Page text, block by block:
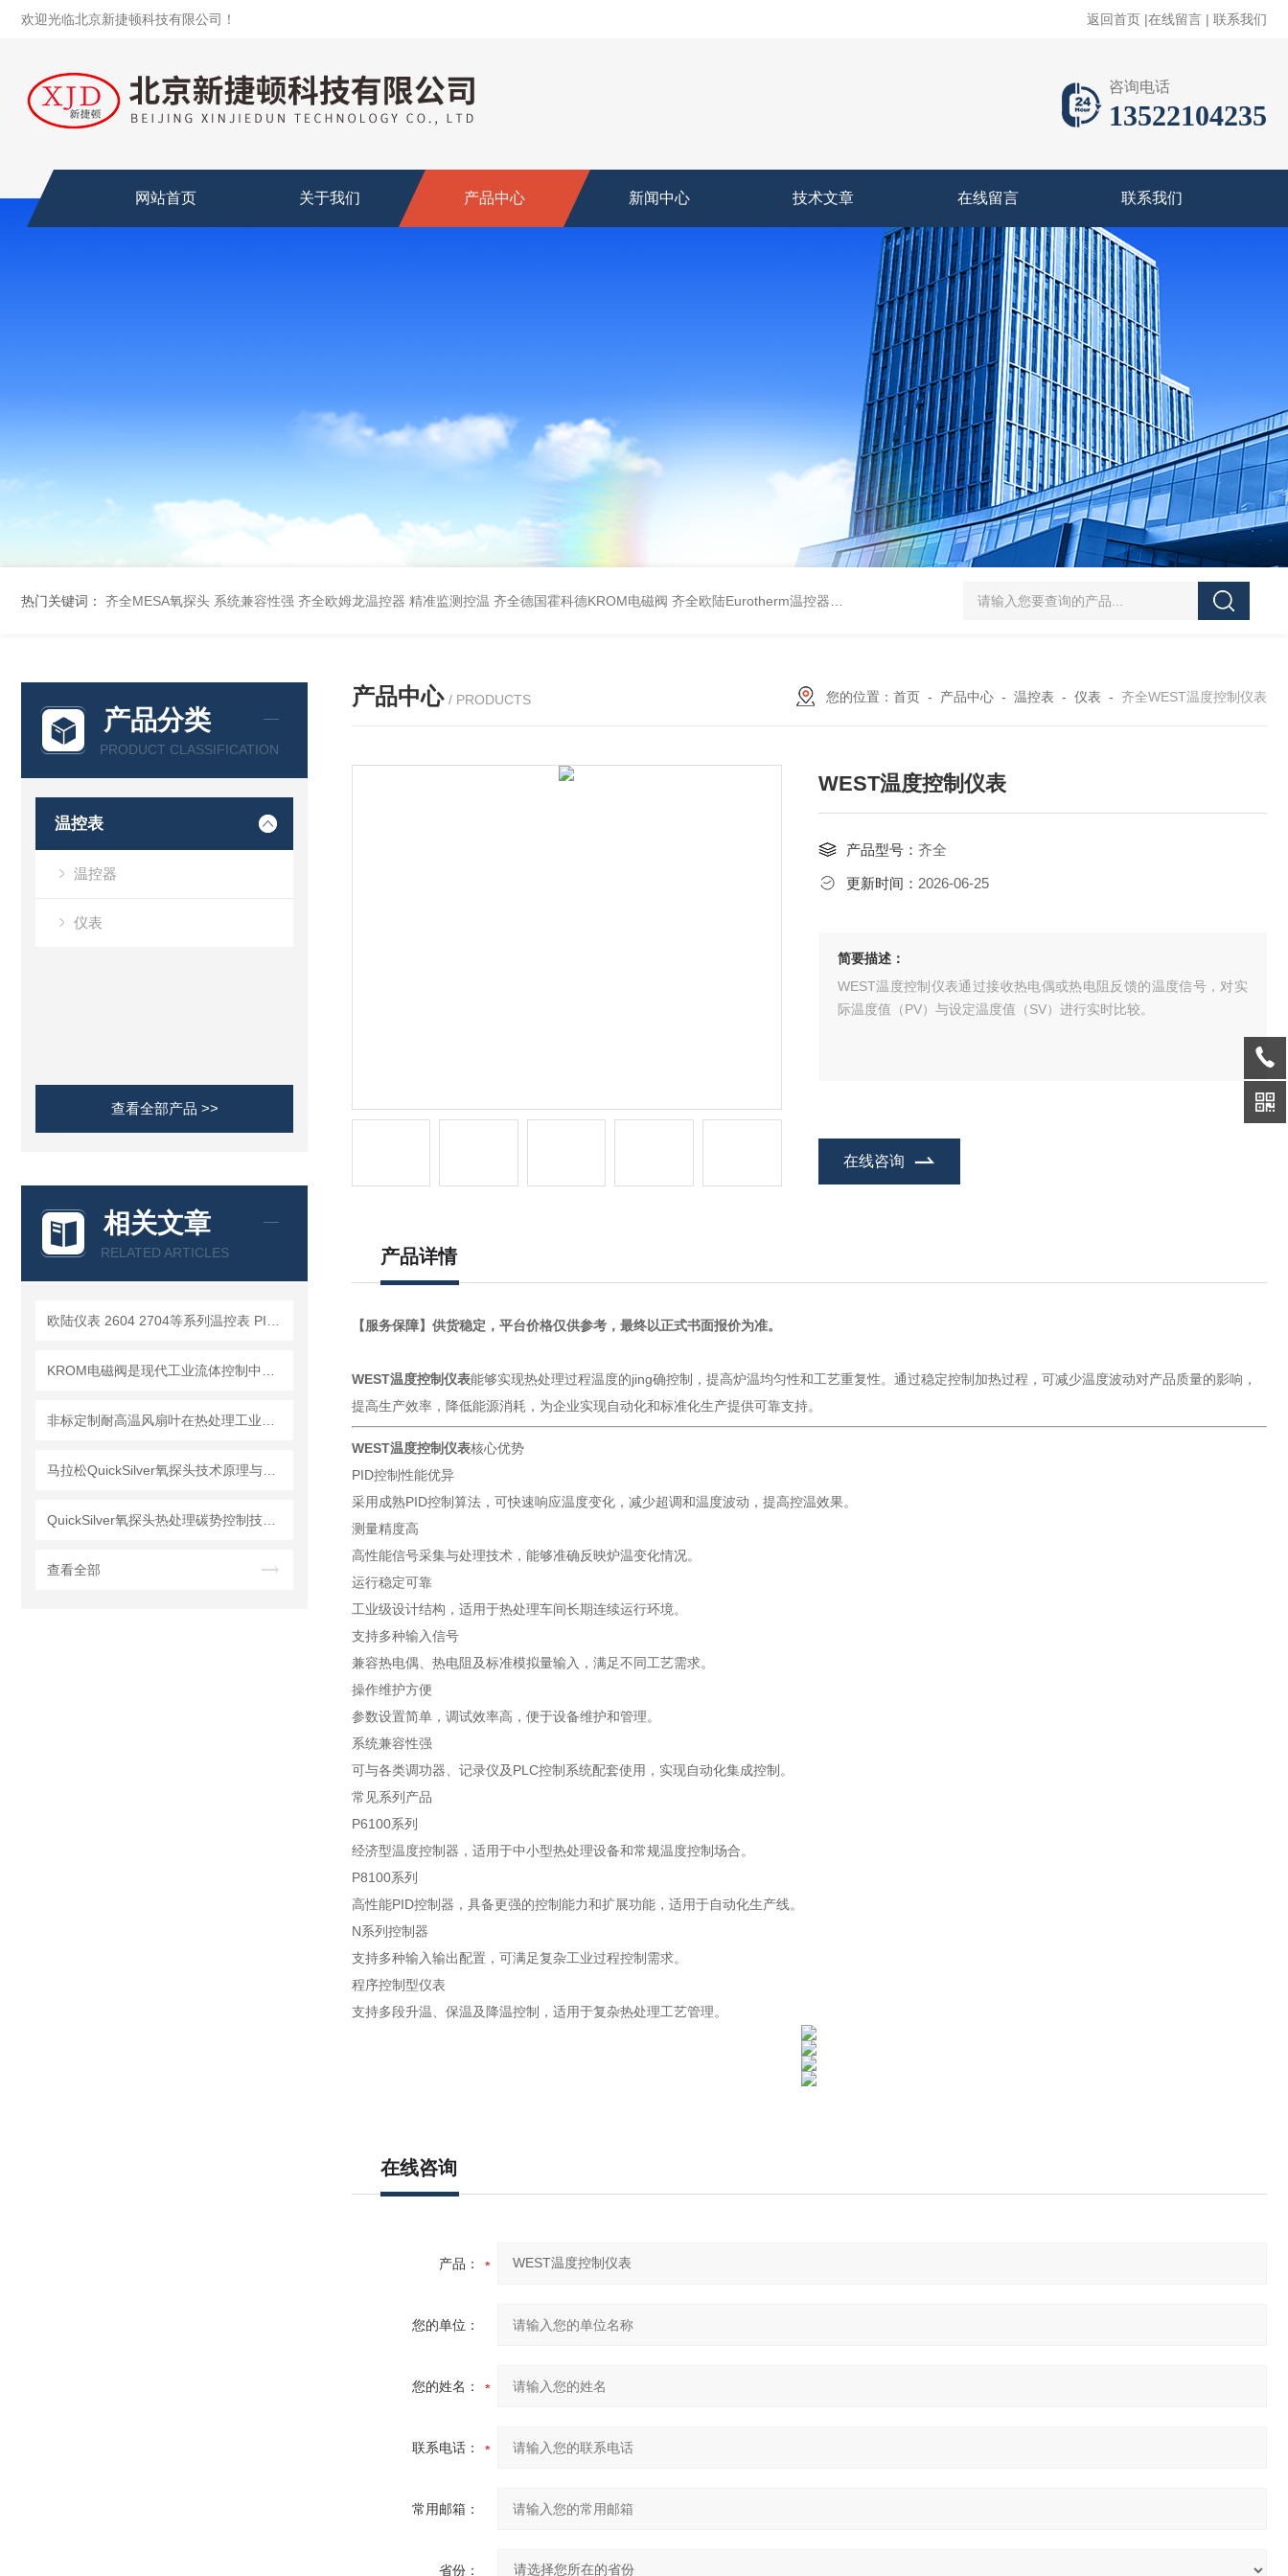
欢迎光临北京新捷顿科技有限公司！ 返回首页 |在线留言 | 联系我们
咨询电话
13522104235
网站首页 关于我们 产品中心 新闻中心 技术文章 在线留言 联系我们
热门关键词： 齐全MESA氧探头 系统兼容性强 齐全欧姆龙温控器 精准监测控温 齐全德国霍科德KROM电磁阀 齐全欧陆Eurotherm温控器 齐全易普森热电偶 高稳定性 环境适应性强 齐全WEST温控器 热处理工业炉
产品分类
PRODUCT CLASSIFICATION
温控表
温控器
仪表
查看全部产品 >>
相关文章
RELATED ARTICLES
查看全部
产品中心 / PRODUCTS 您的位置： 首页 - 产品中心 - 温控表 - 仪表 - 齐全WEST温度控制仪表
WEST温度控制仪表
产品型号： 齐全
更新时间： 2026-06-25
简要描述：
WEST温度控制仪表通过接收热电偶或热电阻反馈的温度信号，对实
际温度值（PV）与设定温度值（SV）进行实时比较。
在线咨询
产品详情
【服务保障】供货稳定，平台价格仅供参考，最终以正式书面报价为准。
WEST温度控制仪表能够实现热处理过程温度的jing确控制，提高炉温均匀性和工艺重复性。通过稳定控制加热过程，可减少温度波动对产品质量的影响，
提高生产效率，降低能源消耗，为企业实现自动化和标准化生产提供可靠支持。
WEST温度控制仪表核心优势
PID控制性能优异
采用成熟PID控制算法，可快速响应温度变化，减少超调和温度波动，提高控温效果。
测量精度高
高性能信号采集与处理技术，能够准确反映炉温变化情况。
运行稳定可靠
工业级设计结构，适用于热处理车间长期连续运行环境。
支持多种输入信号
兼容热电偶、热电阻及标准模拟量输入，满足不同工艺需求。
操作维护方便
参数设置简单，调试效率高，便于设备维护和管理。
系统兼容性强
可与各类调功器、记录仪及PLC控制系统配套使用，实现自动化集成控制。
常见系列产品
P6100系列
经济型温度控制器，适用于中小型热处理设备和常规温度控制场合。
P8100系列
高性能PID控制器，具备更强的控制能力和扩展功能，适用于自动化生产线。
N系列控制器
支持多种输入输出配置，可满足复杂工业过程控制需求。
程序控制型仪表
支持多段升温、保温及降温控制，适用于复杂热处理工艺管理。
在线咨询
产品：
您的单位：
您的姓名：
联系电话：
常用邮箱：
省份：